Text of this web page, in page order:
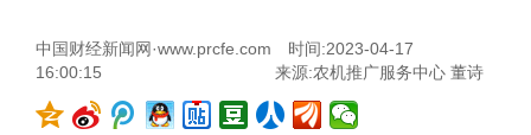
中国财经新闻网·www.prcfe.com
时间:2023-04-17
16:00:15
来源:农机推广服务中心 董诗